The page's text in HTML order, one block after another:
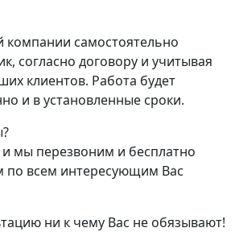
компании самостоятельно
согласно договору и учитывая
клиентов. Работа будет
и в установленные сроки.
мы перезвоним и бесплатно
по всем интересующим Вас
ни к чему Вас не обязывают!